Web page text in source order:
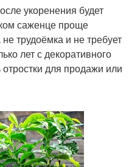
укоренения будет
саженце проще
трудоёмка и не требует
лет с декоративного
для продажи или